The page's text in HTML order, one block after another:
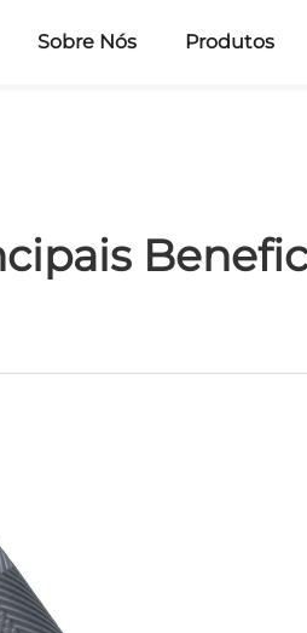
Sobre Nós Produtos